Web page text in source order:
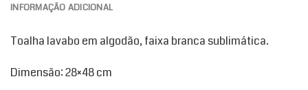
INFORMAÇÃO ADICIONAL
Toalha lavabo em algodão, faixa branca sublimática.
Dimensão: 28×48 cm